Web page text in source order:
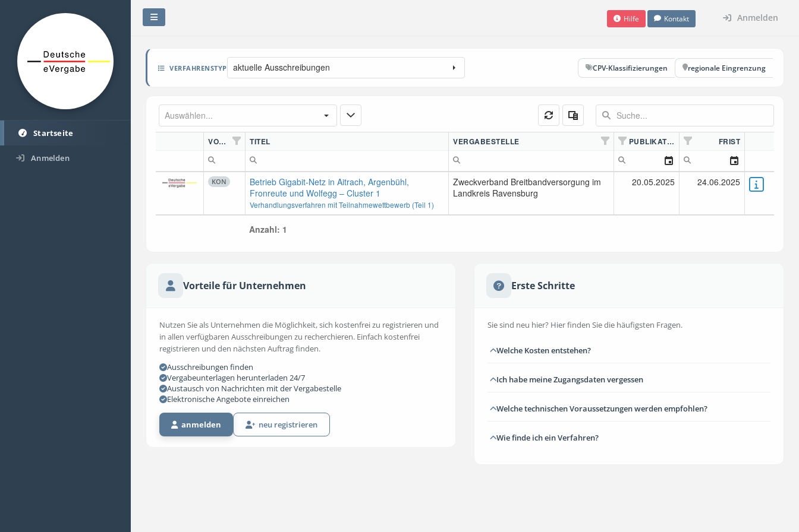
Startseite
Anmelden
Hilfe Kontakt Anmelden
VERFAHRENSTYP aktuelle Ausschreibungen CPV-Klassifizierungen regionale Eingrenzung
VORDN. TITEL VERGABESTELLE PUBLIKATION FRIST
KON
Betrieb Gigabit-Netz in Aitrach, Argenbühl,
Fronreute und Wolfegg – Cluster 1
Verhandlungsverfahren mit Teilnahmewettbewerb (Teil 1)
Zweckverband Breitbandversorgung im
Landkreis Ravensburg
20.05.2025 24.06.2025
Anzahl: 1
Vorteile für Unternehmen
Nutzen Sie als Unternehmen die Möglichkeit, sich kostenfrei zu registrieren und
in allen verfügbaren Ausschreibungen zu recherchieren. Einfach kostenfrei
registrieren und den nächsten Auftrag finden.
Ausschreibungen finden
Vergabeunterlagen herunterladen 24/7
Austausch von Nachrichten mit der Vergabestelle
Elektronische Angebote einreichen
anmelden neu registrieren
Erste Schritte
Sie sind neu hier? Hier finden Sie die häufigsten Fragen.
Welche Kosten entstehen?
Ich habe meine Zugangsdaten vergessen
Welche technischen Voraussetzungen werden empfohlen?
Wie finde ich ein Verfahren?